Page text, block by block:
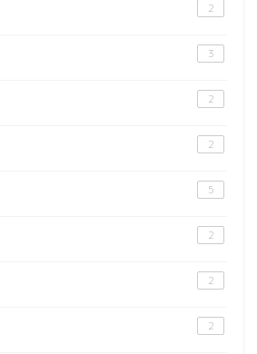
2
3
2
2
5
2
2
2